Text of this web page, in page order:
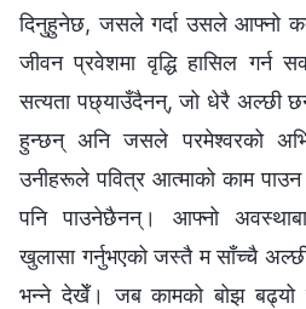
दिनुहुनेछ, जसले गर्दा उसले आफ्नो
जीवन प्रवेशमा वृद्धि हासिल
सत्यता पछ्याउँदैनन्, जो धेरै अल्छी
हुन्छन् अनि जसले परमेश्‍वरको
उनीहरूले पवित्र आत्माको काम
पनि पाउनेछैनन्। आफ्नो
खुलासा गर्नुभएको जस्तै म साँच्चै
भन्‍ने देखेँ। जब कामको बोझ बढ्यो